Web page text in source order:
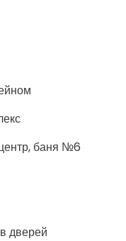
баня №6
дверей